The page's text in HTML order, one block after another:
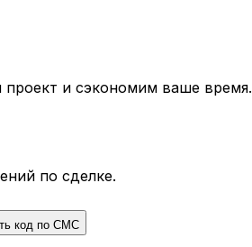
и сэкономим ваше время.
по сделке.
код по СМС